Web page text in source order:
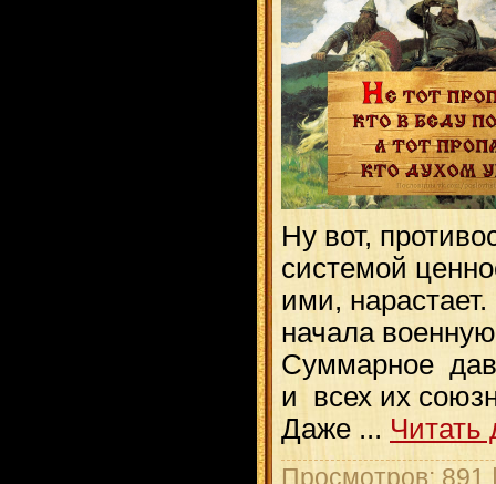
Ну вот,
системой
ими,
начала
Суммарное
и всех их
Даже ... Читать
Просмотров: